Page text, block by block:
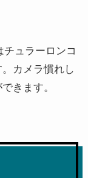
ュラーロンコ
カメラ慣れし
きます。